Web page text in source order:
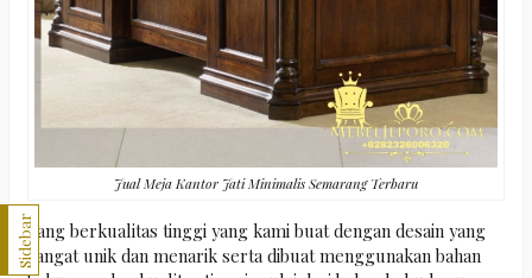
Jual Meja Kantor Jati Minimalis Semarang Terbaru
Yang berkualitas tinggi yang kami buat dengan desain yang
sangat unik dan menarik serta dibuat menggunakan bahan
Sidebar